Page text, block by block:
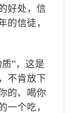
好处，信
的信徒，
”，这是
不肯放下
的、喝你
一个吃，